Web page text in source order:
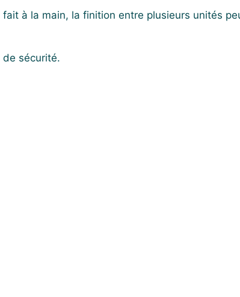
à la main, la finition entre plusieurs unités
de sécurité.